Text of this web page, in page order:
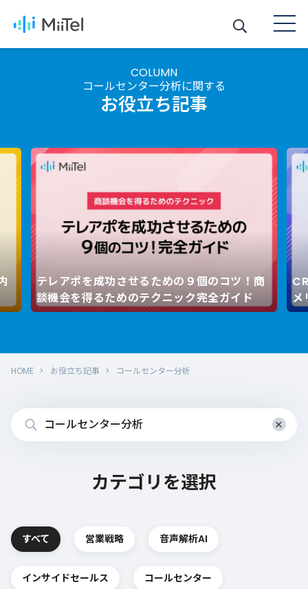
COLUMN
コールセンター分析に関する
お役立ち記事
テレアポを成功させるための９個のコツ！商
談機会を得るためのテクニック完全ガイド
メ
Next
HOME お役立ち記事 コールセンター分析
×
カテゴリを選択
すべて 営業戦略 音声解析AI
インサイドセールス コールセンター